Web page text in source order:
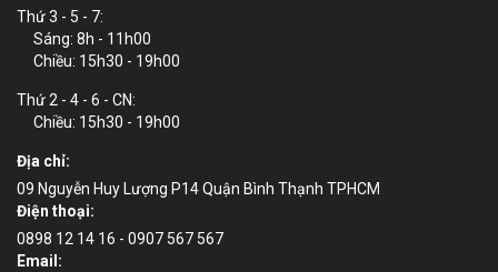
Thứ 3 - 5 - 7:
Sáng: 8h - 11h00
Chiều: 15h30 - 19h00
Thứ 2 - 4 - 6 - CN:
Chiều: 15h30 - 19h00
Địa chỉ:
09 Nguyễn Huy Lượng P14 Quận Bình Thạnh TPHCM
Điện thoại:
0898 12 14 16 - 0907 567 567
Email: